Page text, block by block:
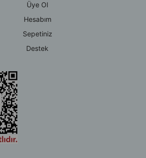
Üye Ol
Hesabım
Sepetiniz
Destek